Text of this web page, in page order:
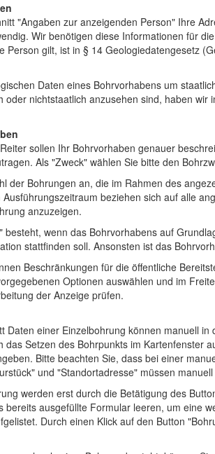
"Angaben zur anzeigenden Person" Ihre
Wir benötigen diese Informationen für
Person gilt, ist in § 14 Geologiedatengesetz
Daten eines Bohrvorhabens um
oder nichtstaatlich anzusehen sind, haben
sollen Ihr Bohrvorhaben genauer
Als "Zweck" wählen Sie bitte den
der Bohrungen an, die im Rahmen des
beziehen sich auf alle
anzuzeigen.
besteht, wenn das Bohrvorhabens auf
stattfinden soll. Ansonsten ist das
Beschränkungen für die öffentliche
Optionen auswählen und im
der Anzeige prüfen.
Daten einer Einzelbohrung können manuell
das Setzen des Bohrpunkts im Kartenfenster
Bitte beachten Sie, dass bei einer
und "Standortadresse" müssen
werden erst durch die Betätigung des
bereits ausgefüllte Formular leeren, um eine
Durch einen Klick auf den Button